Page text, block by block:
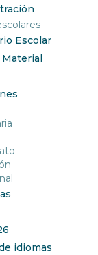
Escolar
idiomas